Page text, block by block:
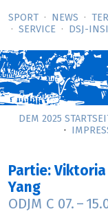
SPORT NEWS
SERVICE
DSJ-­
DEM 2025
Partie:
Yang
ODJM C 07. –